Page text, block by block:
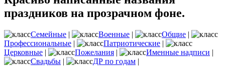
праздников на прозрачном фоне.
Семейные | Военные | Общие |
Профессиональные | Патриотические |
Церковные | Пожелания | Именные надписи |
Свадьбы | ДР по годам |